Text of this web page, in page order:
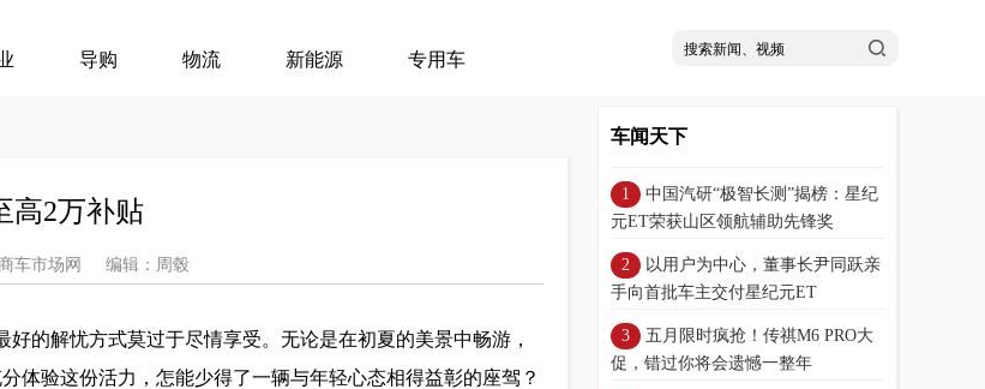
导购 物流 新能源 专用车
高2万补贴
车市场网 编辑：周毂
的解忧方式莫过于尽情享受。无论是在初夏的美景中畅游，
体验这份活力，怎能少得了一辆与年轻心态相得益彰的座驾？
车闻天下
中国汽研“极智长测”揭榜：星纪
元ET荣获山区领航辅助先锋奖
以用户为中心，董事长尹同跃亲
手向首批车主交付星纪元ET
五月限时疯抢！传祺M6 PRO大
促，错过你将会遗憾一整年